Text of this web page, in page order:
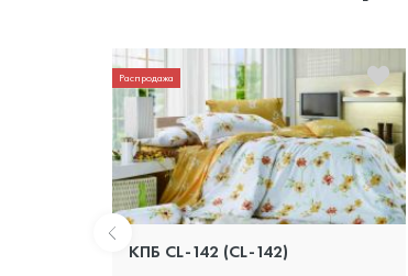
Распродажа
КПБ CL-142 (CL-142)